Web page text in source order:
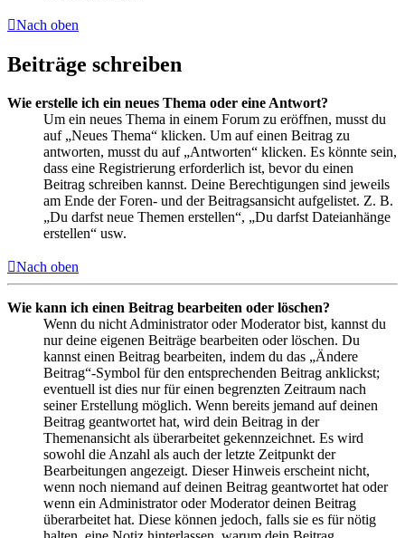
Nach oben
Beiträge schreiben
Wie erstelle ich ein neues Thema oder eine Antwort?
Um ein neues Thema in einem Forum zu eröffnen, musst du
auf „Neues Thema“ klicken. Um auf einen Beitrag zu
antworten, musst du auf „Antworten“ klicken. Es könnte sein,
dass eine Registrierung erforderlich ist, bevor du einen
Beitrag schreiben kannst. Deine Berechtigungen sind jeweils
am Ende der Foren- und der Beitragsansicht aufgelistet. Z. B.
„Du darfst neue Themen erstellen“, „Du darfst Dateianhänge
erstellen“ usw.
Nach oben
Wie kann ich einen Beitrag bearbeiten oder löschen?
Wenn du nicht Administrator oder Moderator bist, kannst du
nur deine eigenen Beiträge bearbeiten oder löschen. Du
kannst einen Beitrag bearbeiten, indem du das „Ändere
Beitrag“-Symbol für den entsprechenden Beitrag anklickst;
eventuell ist dies nur für einen begrenzten Zeitraum nach
seiner Erstellung möglich. Wenn bereits jemand auf deinen
Beitrag geantwortet hat, wird dein Beitrag in der
Themenansicht als überarbeitet gekennzeichnet. Es wird
sowohl die Anzahl als auch der letzte Zeitpunkt der
Bearbeitungen angezeigt. Dieser Hinweis erscheint nicht,
wenn noch niemand auf deinen Beitrag geantwortet hat oder
wenn ein Administrator oder Moderator deinen Beitrag
überarbeitet hat. Diese können jedoch, falls sie es für nötig